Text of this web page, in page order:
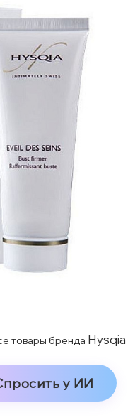
товары бренда Hysqia
у ИИ